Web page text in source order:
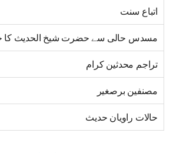
اتباع سنت
مسدس حالی سے حضرت شیخ الحدیث کا
تراجم محدثین کرام
مصنفین برصغیر
حالات راویان حدیث